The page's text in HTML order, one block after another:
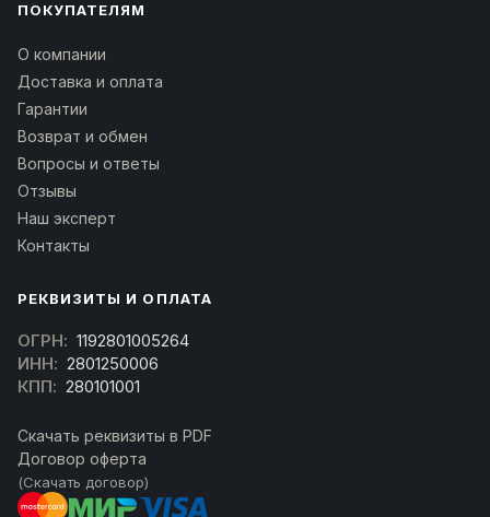
ПОКУПАТЕЛЯМ
О компании
Доставка и оплата
Гарантии
Возврат и обмен
Вопросы и ответы
Отзывы
Наш эксперт
Контакты
РЕКВИЗИТЫ И ОПЛАТА
ОГРН: 1192801005264
ИНН: 2801250006
КПП: 280101001
Скачать реквизиты в PDF
Договор оферта
(Скачать договор)